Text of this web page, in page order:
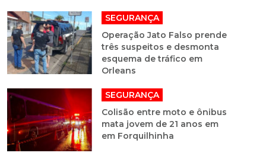
SEGURANÇA
Operação Jato Falso prende
três suspeitos e desmonta
esquema de tráfico em
Orleans
SEGURANÇA
Colisão entre moto e ônibus
mata jovem de 21 anos em
em Forquilhinha